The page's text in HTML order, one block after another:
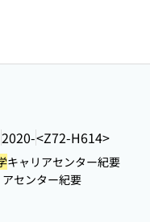
2020-<Z72-H614>
キャリアセンター紀要
センター紀要